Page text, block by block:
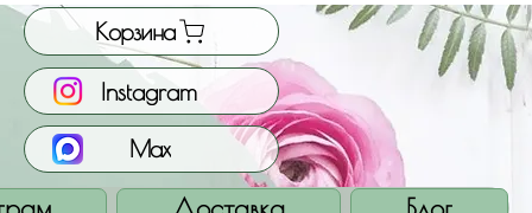
Корзина
Max
Instagram